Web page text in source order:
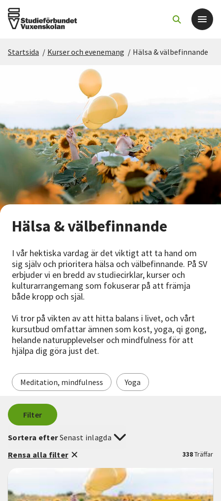
Sök kurser och evenemang
Om SV
Starta studiecirkel
Cirkelledare
Nyheter
Avdelningar
Lyssna
Startsida / Kurser och evenemang / Hälsa & välbefinnande
Hälsa & välbefinnande
I vår hektiska vardag är det viktigt att ta hand om
sig själv och prioritera hälsa och välbefinnande. På SV
erbjuder vi en bredd av studiecirklar, kurser och
kulturarrangemang som fokuserar på att främja
både kropp och själ.
Vi tror på vikten av att hitta balans i livet, och vårt
kursutbud omfattar ämnen som kost, yoga, qi gong,
helande naturupplevelser och mindfulness för att
hjälpa dig göra just det.
Meditation, mindfulness Yoga
Filter
338Träffar
Sortera efterSenast inlagda
Rensa alla filter